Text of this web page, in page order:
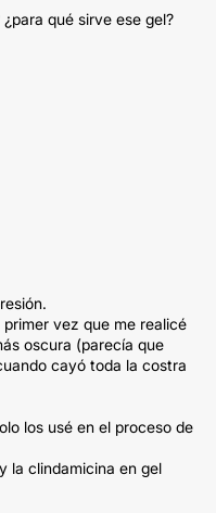
qué sirve ese gel?
vez que me realicé
oscura (parecía que
cayó toda la costra
los usé en el proceso de
la clindamicina en gel